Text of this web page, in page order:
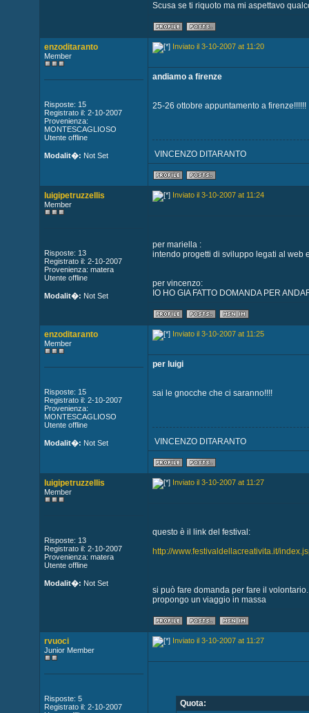
Scusa se ti riquoto ma mi aspettavo
enzoditaranto
Member
Risposte: 15
Registrato il: 2-10-2007
Provenienza:
MONTESCAGLIOSO
Utente offline
Modalit�: Not Set
Inviato il 3-10-2007 at 11:20
andiamo a firenze
25-26 ottobre appuntamento a firenze!!!!!!
VINCENZO DITARANTO
luigipetruzzellis
Member
Risposte: 13
Registrato il: 2-10-2007
Provenienza: matera
Utente offline
Modalit�: Not Set
Inviato il 3-10-2007 at 11:24
per mariella :
intendo progetti di sviluppo legati al web
per vincenzo:
IO HO GIA FATTO DOMANDA PER
enzoditaranto
Member
Risposte: 15
Registrato il: 2-10-2007
Provenienza:
MONTESCAGLIOSO
Utente offline
Modalit�: Not Set
Inviato il 3-10-2007 at 11:25
per luigi
sai le gnocche che ci saranno!!!!
VINCENZO DITARANTO
luigipetruzzellis
Member
Risposte: 13
Registrato il: 2-10-2007
Provenienza: matera
Utente offline
Modalit�: Not Set
Inviato il 3-10-2007 at 11:27
questo è il link del festival:
http://www.festivaldellacreativita.it/
si può fare domanda per fare il volontario.
propongo un viaggio in massa
rvuoci
Junior Member
Risposte: 5
Registrato il: 2-10-2007
Inviato il 3-10-2007 at 11:27
Quota: